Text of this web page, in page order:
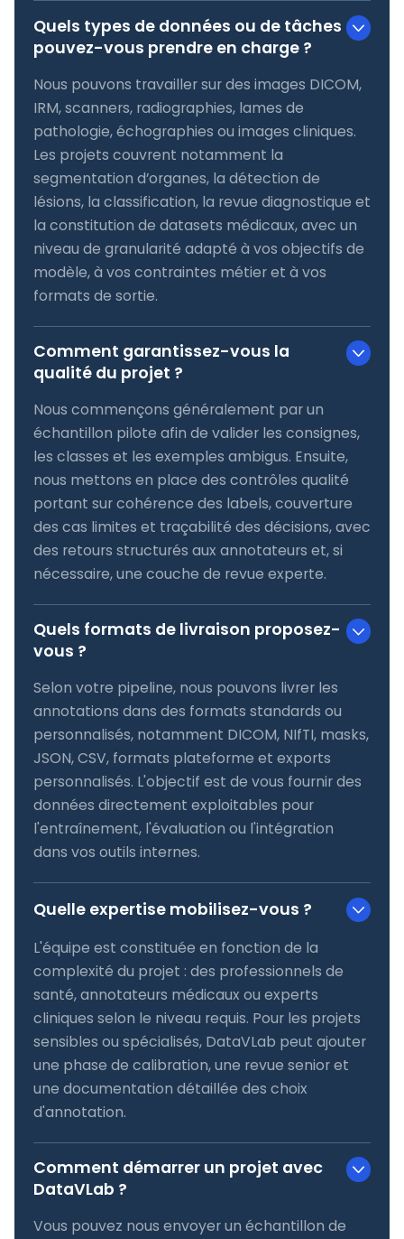
Quels types de données ou de tâches
pouvez-vous prendre en charge ?
Nous pouvons travailler sur des images DICOM,
IRM, scanners, radiographies, lames de
pathologie, échographies ou images cliniques.
Les projets couvrent notamment la
segmentation d’organes, la détection de
lésions, la classification, la revue diagnostique et
la constitution de datasets médicaux, avec un
niveau de granularité adapté à vos objectifs de
modèle, à vos contraintes métier et à vos
formats de sortie.
Comment garantissez-vous la
qualité du projet ?
Nous commençons généralement par un
échantillon pilote afin de valider les consignes,
les classes et les exemples ambigus. Ensuite,
nous mettons en place des contrôles qualité
portant sur cohérence des labels, couverture
des cas limites et traçabilité des décisions, avec
des retours structurés aux annotateurs et, si
nécessaire, une couche de revue experte.
Quels formats de livraison proposez-
vous ?
Selon votre pipeline, nous pouvons livrer les
annotations dans des formats standards ou
personnalisés, notamment DICOM, NIfTI, masks,
JSON, CSV, formats plateforme et exports
personnalisés. L'objectif est de vous fournir des
données directement exploitables pour
l'entraînement, l'évaluation ou l'intégration
dans vos outils internes.
Quelle expertise mobilisez-vous ?
L'équipe est constituée en fonction de la
complexité du projet : des professionnels de
santé, annotateurs médicaux ou experts
cliniques selon le niveau requis. Pour les projets
sensibles ou spécialisés, DataVLab peut ajouter
une phase de calibration, une revue senior et
une documentation détaillée des choix
d'annotation.
Comment démarrer un projet avec
DataVLab ?
Vous pouvez nous envoyer un échantillon de